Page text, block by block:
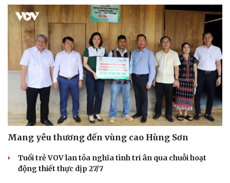
Mang yêu thương đến vùng cao Hùng Sơn
Tuổi trẻ VOV lan tỏa nghĩa tình tri ân qua chuỗi hoạt
động thiết thực dịp 27/7